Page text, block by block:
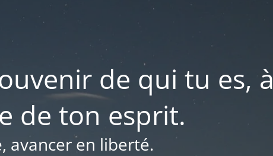
de qui tu es, à
de ton esprit.
avancer en liberté.